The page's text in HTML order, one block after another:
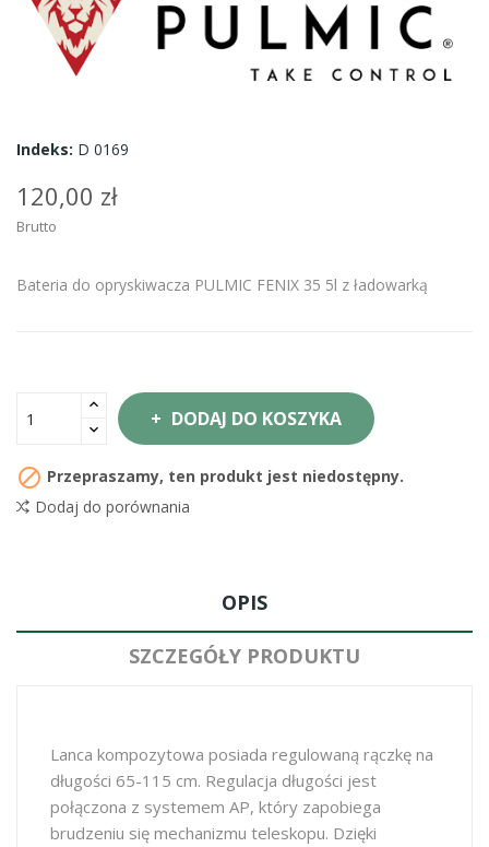
Indeks: D 0169
120,00 zł
Brutto
Bateria do opryskiwacza PULMIC FENIX 35 5l z ładowarką
DODAJ DO KOSZYKA
 Przepraszamy, ten produkt jest niedostępny.
Dodaj do porównania
OPIS
SZCZEGÓŁY PRODUKTU
Lanca kompozytowa posiada regulowaną rączkę na
długości 65-115 cm. Regulacja długości jest
połączona z systemem AP, który zapobiega
brudzeniu się mechanizmu teleskopu. Dzięki